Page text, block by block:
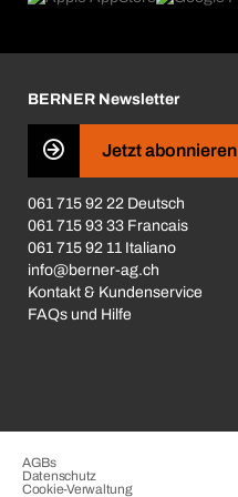
Business Conduct
BERNER Newsletter
Jetzt abonnieren
061 715 92 22 Deutsch
061 715 93 33 Francais
061 715 92 11 Italiano
info@berner-ag.ch
Kontakt & Kundenservice
FAQs und Hilfe
AGBs
Datenschutz
Cookie-Verwaltung